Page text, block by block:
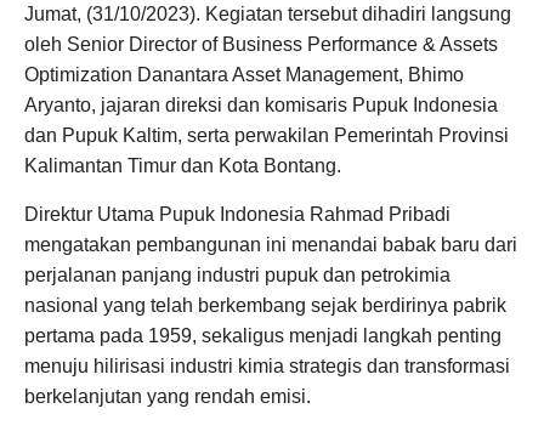
Jumat, (31/10/2023). Kegiatan tersebut dihadiri langsung
oleh Senior Director of Business Performance & Assets
Optimization Danantara Asset Management, Bhimo
Aryanto, jajaran direksi dan komisaris Pupuk Indonesia
dan Pupuk Kaltim, serta perwakilan Pemerintah Provinsi
Kalimantan Timur dan Kota Bontang.
Direktur Utama Pupuk Indonesia Rahmad Pribadi
mengatakan pembangunan ini menandai babak baru dari
perjalanan panjang industri pupuk dan petrokimia
nasional yang telah berkembang sejak berdirinya pabrik
pertama pada 1959, sekaligus menjadi langkah penting
menuju hilirisasi industri kimia strategis dan transformasi
berkelanjutan yang rendah emisi.